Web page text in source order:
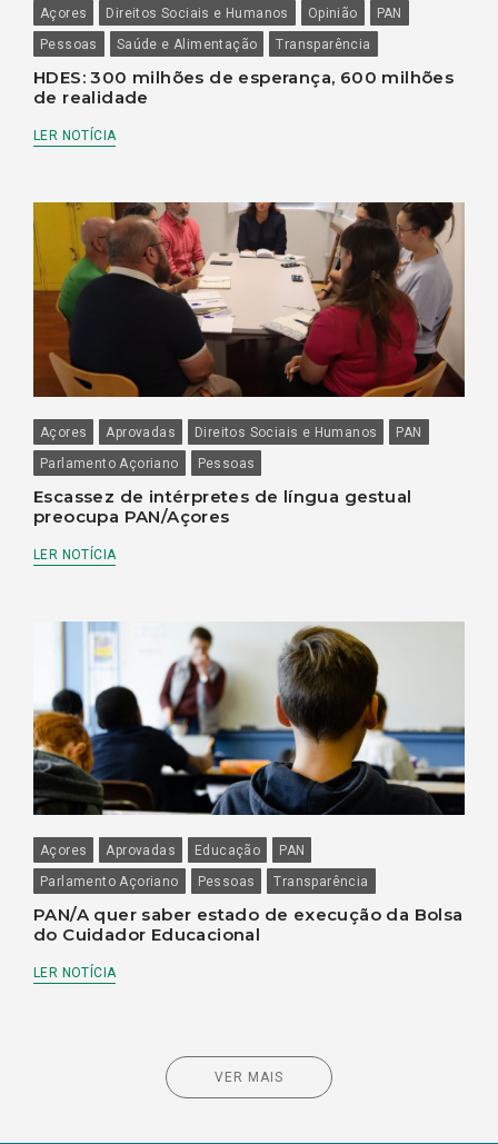
Açores Direitos Sociais e Humanos Opinião
PAN
Pessoas
Saúde e Alimentação Transparência
HDES: 300 milhões de esperança, 600 milhões
de realidade
LER NOTÍCIA
Açores Aprovadas Direitos Sociais e Humanos
PAN
Parlamento Açoriano
Pessoas
Escassez de intérpretes de língua gestual
preocupa PAN/Açores
LER NOTÍCIA
Açores Aprovadas Educação
PAN
Parlamento Açoriano
Pessoas Transparência
PAN/A quer saber estado de execução da Bolsa
do Cuidador Educacional
LER NOTÍCIA
VER MAIS